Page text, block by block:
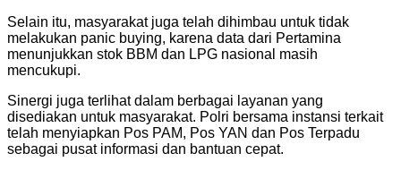
Selain itu, masyarakat juga telah dihimbau untuk tidak
melakukan panic buying, karena data dari Pertamina
menunjukkan stok BBM dan LPG nasional masih
mencukupi.
Sinergi juga terlihat dalam berbagai layanan yang
disediakan untuk masyarakat. Polri bersama instansi terkait
telah menyiapkan Pos PAM, Pos YAN dan Pos Terpadu
sebagai pusat informasi dan bantuan cepat.